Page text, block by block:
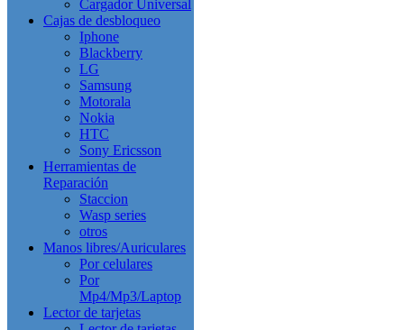
Cargador Universal
Cajas de desbloqueo
Iphone
Blackberry
LG
Samsung
Motorala
Nokia
HTC
Sony Ericsson
Herramientas de
Reparación
Staccion
Wasp series
otros
Manos libres/Auriculares
Por celulares
Por
Mp4/Mp3/Laptop
Lector de tarjetas